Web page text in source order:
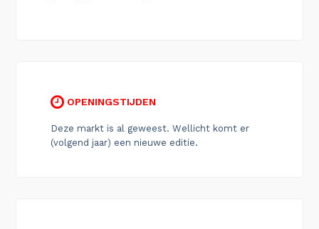
OPENINGSTIJDEN
Deze markt is al geweest. Wellicht komt er
(volgend jaar) een nieuwe editie.